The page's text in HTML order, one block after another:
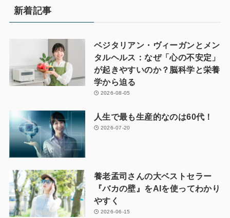
新着記事
ベジタリアン・ヴィーガンとメン
タルヘルス：なぜ「心の不安定」
が起きやすいのか？脳科学と栄養
学から迫る
2026-08-05
人生で最も生産的なのは60代！
2026-07-20
養老孟司さんの大ベストセラー
『バカの壁』をAIを使ってわかり
やすく
2026-06-15